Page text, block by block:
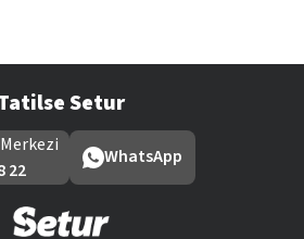
Setur
22
WhatsApp